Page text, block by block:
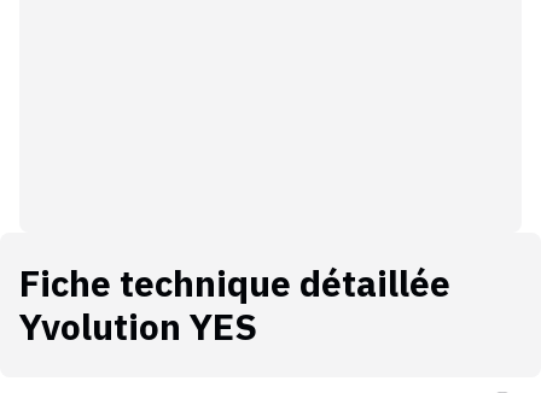
Fiche technique détaillée
Yvolution YES